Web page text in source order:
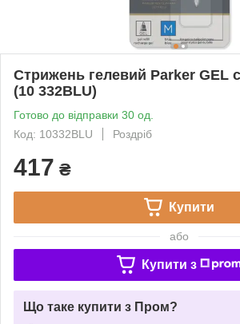
Стрижень гелевий Parker GEL
(10 332BLU)
Готово до відправки 30 од.
Код: 10332BLU
Роздріб
417 ₴
Купити
або
Купити з
Що таке купити з Пром?